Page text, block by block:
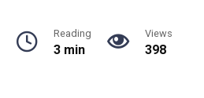
Reading
3 min
Views
398